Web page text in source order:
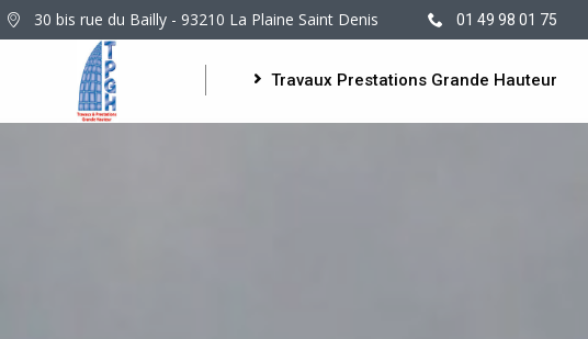
30 bis rue du Bailly - 93210 La Plaine Saint Denis 01 49 98 01 75
Travaux Prestations Grande Hauteur